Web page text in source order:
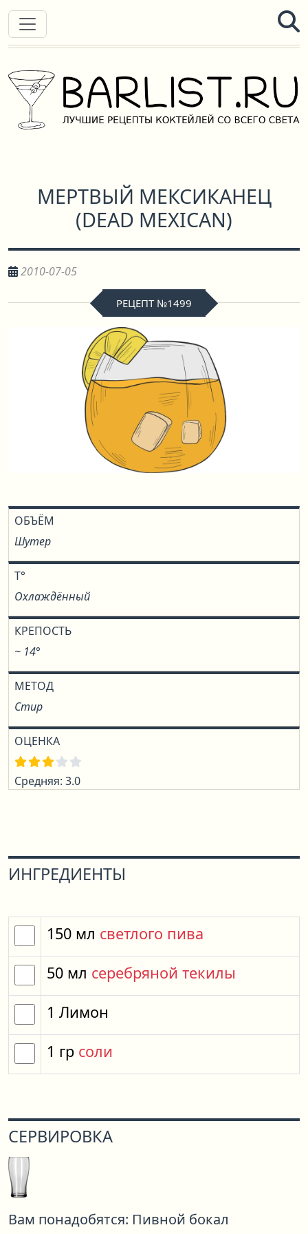
МЕРТВЫЙ МЕКСИКАНЕЦ
(DEAD MEXICAN)
2010-07-05
РЕЦЕПТ №1499
ОБЪЁМ
Шутер
T°
Охлаждённый
КРЕПОСТЬ
~ 14°
МЕТОД
Стир
ОЦЕНКА
Средняя: 3.0
ИНГРЕДИЕНТЫ
150 мл светлого пива
50 мл серебряной текилы
1 Лимон
1 гр соли
СЕРВИРОВКА
Вам понадобятся: Пивной бокал